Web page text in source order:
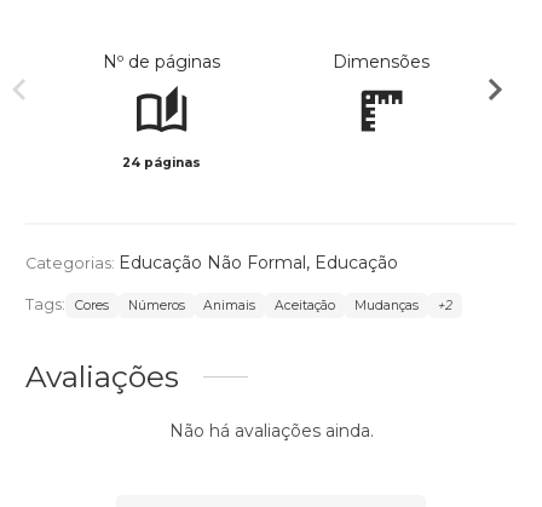
Nº de páginas
24 páginas
Dimensões
Categorias: Educação Não Formal, Educação
Tags: Cores Números Animais Aceitação Mudanças +2
Avaliações
Não há avaliações ainda.